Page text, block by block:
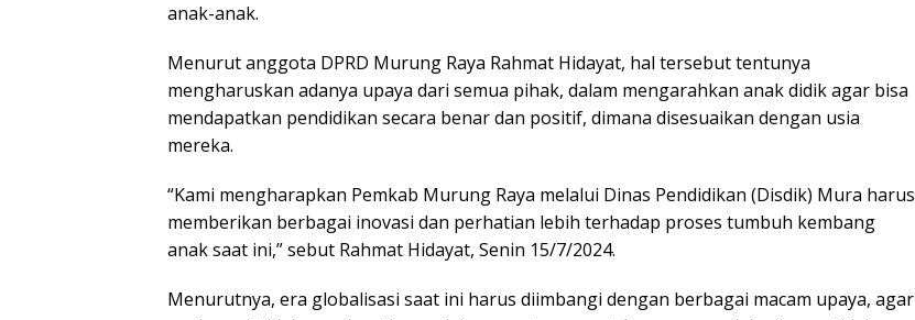
anak-anak.
Menurut anggota DPRD Murung Raya Rahmat Hidayat, hal tersebut tentunya
mengharuskan adanya upaya dari semua pihak, dalam mengarahkan anak didik agar bisa
mendapatkan pendidikan secara benar dan positif, dimana disesuaikan dengan usia
mereka.
“Kami mengharapkan Pemkab Murung Raya melalui Dinas Pendidikan (Disdik) Mura harus
memberikan berbagai inovasi dan perhatian lebih terhadap proses tumbuh kembang
anak saat ini,” sebut Rahmat Hidayat, Senin 15/7/2024.
Menurutnya, era globalisasi saat ini harus diimbangi dengan berbagai macam upaya, agar